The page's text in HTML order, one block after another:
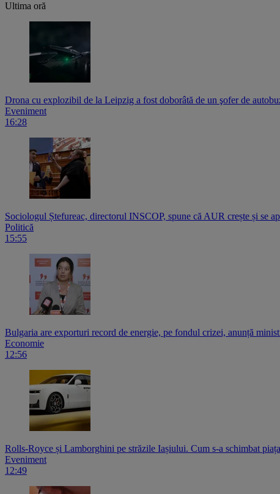
Ultima oră
Drona cu explozibil de la Leipzig a fost doborâtă de un şofer de
Eveniment
16:28
Sociologul Ștefureac, directorul INSCOP, spune că AUR crește și se
Politică
15:55
Bulgaria are exporturi record de energie, pe fondul crizei, anunță
Economie
12:56
Rolls-Royce și Lamborghini pe străzile Iașiului. Cum s-a schimbat
Eveniment
12:49